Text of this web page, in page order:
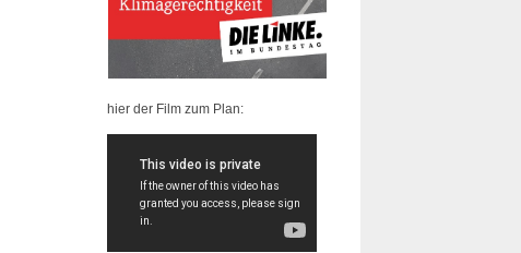
hier der Film zum Plan: